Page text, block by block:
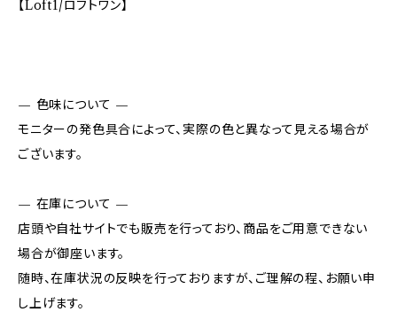
【Loft1/ロフトワン】
— 色味について —
モニターの発色具合によって、実際の色と異なって見える場合が
ございます。
— 在庫について —
店頭や自社サイトでも販売を行っており、商品をご用意できない
場合が御座います。
随時、在庫状況の反映を行っておりますが、ご理解の程、お願い申
し上げます。